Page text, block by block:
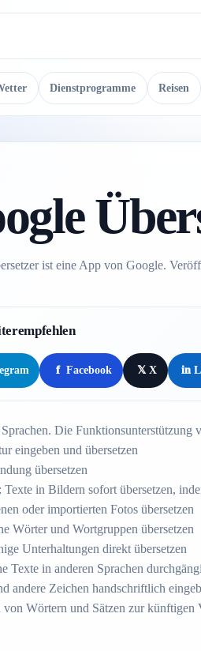
Dienstprogramme Reisen
ist eine App von Google.
f Facebook 𝕏 X in
Die Funktionsunterstützung
eingeben und übersetzen
übersetzen
Texte in Bildern sofort übersetzen,
oder importierten Fotos übersetzen
Wörter und Wortgruppen übersetzen
Unterhaltungen direkt übersetzen
Texte in anderen Sprachen
andere Zeichen handschriftlich
von Wörtern und Sätzen zur